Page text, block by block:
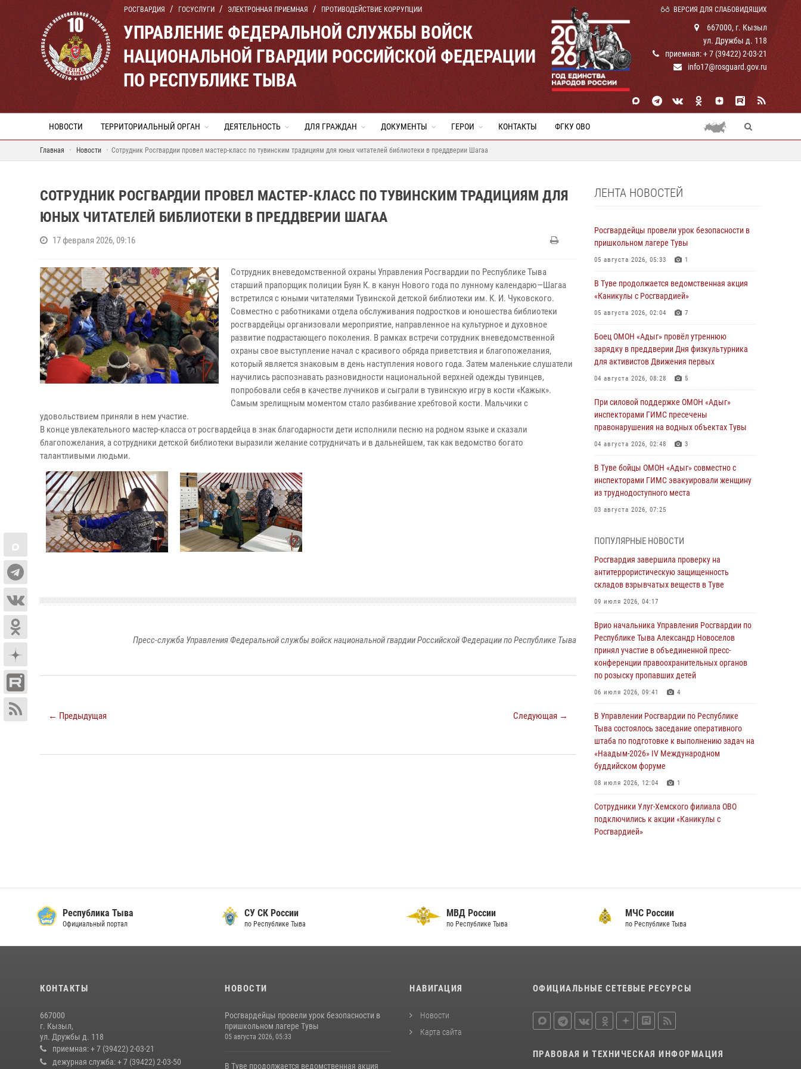
РОСГВАРДИЯ ГОСУСЛУГИ ЭЛЕКТРОННАЯ ПРИЕМНАЯ ПРОТИВОДЕЙСТВИЕ КОРРУПЦИИ ВЕРСИЯ ДЛЯ СЛАБОВИДЯЩИХ
УПРАВЛЕНИЕ ФЕДЕРАЛЬНОЙ СЛУЖБЫ ВОЙСК
НАЦИОНАЛЬНОЙ ГВАРДИИ РОССИЙСКОЙ ФЕДЕРАЦИИ
ПО РЕСПУБЛИКЕ ТЫВА
667000, г. Кызыл
ул. Дружбы д. 118
приемная: + 7 (39422) 2-03-21
info17@rosguard.gov.ru
НОВОСТИ ТЕРРИТОРИАЛЬНЫЙ ОРГАН ДЕЯТЕЛЬНОСТЬ ДЛЯ ГРАЖДАН ДОКУМЕНТЫ ГЕРОИ КОНТАКТЫ ФГКУ ОВО
Главная Новости Сотрудник Росгвардии провел мастер-класс по тувинским традициям для юных читателей библиотеки в преддверии Шагаа
СОТРУДНИК РОСГВАРДИИ ПРОВЕЛ МАСТЕР-КЛАСС ПО ТУВИНСКИМ ТРАДИЦИЯМ ДЛЯ
ЮНЫХ ЧИТАТЕЛЕЙ БИБЛИОТЕКИ В ПРЕДДВЕРИИ ШАГАА
17 февраля 2026, 09:16
Сотрудник вневедомственной охраны Управления Росгвардии по Республике Тыва
старший прапорщик полиции Буян К. в канун Нового года по лунному календарю—Шагаа
встретился с юными читателями Тувинской детской библиотеки им. К. И. Чуковского.
Совместно с работниками отдела обслуживания подростков и юношества библиотеки
росгвардейцы организовали мероприятие, направленное на культурное и духовное
развитие подрастающего поколения. В рамках встречи сотрудник вневедомственной
охраны свое выступление начал с красивого обряда приветствия и благопожелания,
который является знаковым в день наступления нового года. Затем маленькие слушатели
научились распознавать разновидности национальной верхней одежды тувинцев,
попробовали себя в качестве лучников и сыграли в тувинскую игру в кости «Кажык».
Самым зрелищным моментом стало разбивание хребтовой кости. Мальчики с
удовольствием приняли в нем участие.
В конце увлекательного мастер-класса от росгвардейца в знак благодарности дети исполнили песню на родном языке и сказали
благопожелания, а сотрудники детской библиотеки выразили желание сотрудничать и в дальнейшем, так как ведомство богато
талантливыми людьми.
Пресс-служба Управления Федеральной службы войск национальной гвардии Российской Федерации по Республике Тыва
← Предыдущая Следующая →
ЛЕНТА НОВОСТЕЙ
Росгвардейцы провели урок безопасности в
пришкольном лагере Тувы
05 августа 2026, 05:33 1
В Туве продолжается ведомственная акция
«Каникулы с Росгвардией»
05 августа 2026, 02:04 7
Боец ОМОН «Адыг» провёл утреннюю
зарядку в преддверии Дня физкультурника
для активистов Движения первых
04 августа 2026, 08:28 5
При силовой поддержке ОМОН «Адыг»
инспекторами ГИМС пресечены
правонарушения на водных объектах Тувы
04 августа 2026, 02:48 3
В Туве бойцы ОМОН «Адыг» совместно с
инспекторами ГИМС эвакуировали женщину
из труднодоступного места
03 августа 2026, 07:25
детей в детских лагерях Тувы
31 июля 2026, 03:49 2
Сотрудники вневедомственной охраны
приняли участие в акции «Каникулы с
29 июля 2026, 09:41
26 сигналов «Тревога» с автотранспортов
отработали экипажи задержаний Росгвардии
в Туве с начала года
29 июля 2026, 08:37 1
В Туве офицер Росгвардии подвела итоги
юбилейного личного забега
28 июля 2026, 07:48
Росгвардеец стал бронзовым призером
Чемпионата Тувы по национальной игре -
28 июля 2026, 07:40
ПОПУЛЯРНЫЕ НОВОСТИ
Росгвардия завершила проверку на
антитеррористическую защищенность
складов взрывчатых веществ в Туве
09 июля 2026, 04:17
Врио начальника Управления Росгвардии по
Республике Тыва Александр Новоселов
принял участие в объединенной пресс-
конференции правоохранительных органов
по розыску пропавших детей
06 июля 2026, 09:41 4
В Управлении Росгвардии по Республике
Тыва состоялось заседание оперативного
штаба по подготовке к выполнению задач на
«Наадым-2026» IV Международном
буддийском форуме
08 июля 2026, 12:04 1
Сотрудники Улуг-Хемского филиала ОВО
подключились к акции «Каникулы с
Росгвардией»
Инспекторы Росгвардии приняли участие в
и призерами Чемпионата по лёгкой атлетике
Наадым-2026
Республика Тыва
Официальный портал
СУ СК России
по Республике Тыва
МВД России
по Республике Тыва
МЧС России
по Республике Тыва
КОНТАКТЫ
667000
г. Кызыл,
ул. Дружбы д. 118
приемная: + 7 (39422) 2-03-21
дежурная служба: + 7 (39422) 2-03-50
НОВОСТИ
Росгвардейцы провели урок безопасности в
пришкольном лагере Тувы
05 августа 2026, 05:33
В Туве продолжается ведомственная акция
НАВИГАЦИЯ
Новости
Карта сайта
ОФИЦИАЛЬНЫЕ СЕТЕВЫЕ РЕСУРСЫ
ПРАВОВАЯ И ТЕХНИЧЕСКАЯ ИНФОРМАЦИЯ